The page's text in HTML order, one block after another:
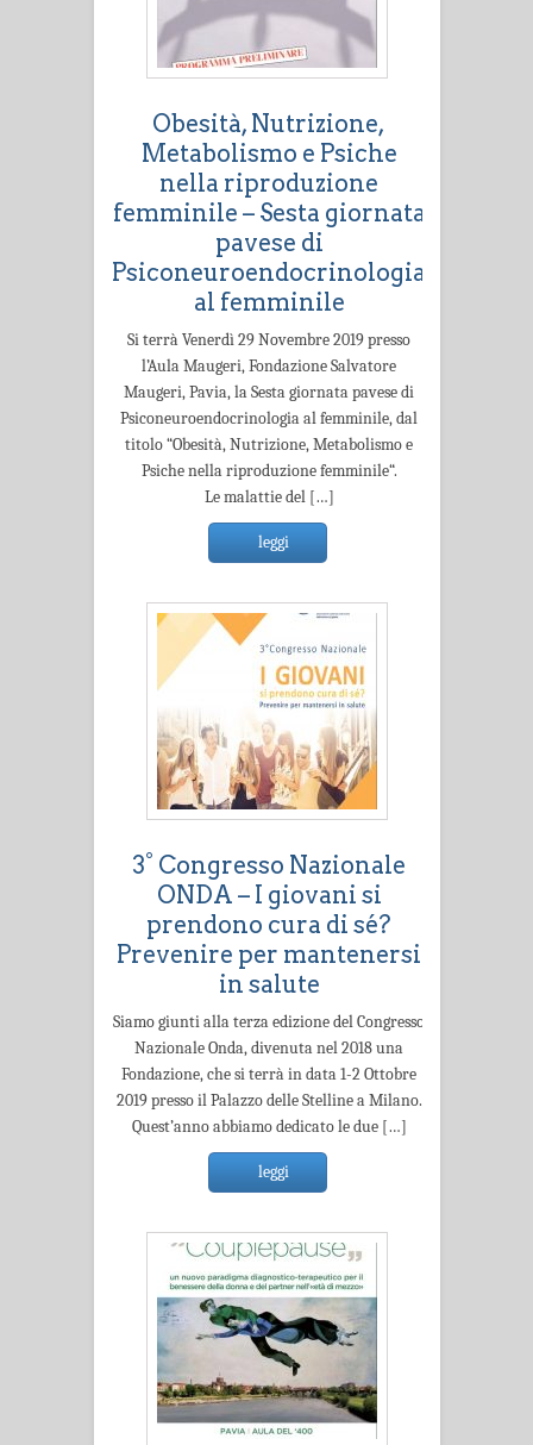
Obesità, Nutrizione,
Metabolismo e Psiche
nella riproduzione
femminile – Sesta giornata
pavese di
Psiconeuroendocrinologia
al femminile
Si terrà Venerdì 29 Novembre 2019 presso
l’Aula Maugeri, Fondazione Salvatore
Maugeri, Pavia, la Sesta giornata pavese di
Psiconeuroendocrinologia al femminile, dal
titolo “Obesità, Nutrizione, Metabolismo e
Psiche nella riproduzione femminile“.
Le malattie del […]
leggi
3° Congresso Nazionale
ONDA – I giovani si
prendono cura di sé?
Prevenire per mantenersi
in salute
Siamo giunti alla terza edizione del Congresso
Nazionale Onda, divenuta nel 2018 una
Fondazione, che si terrà in data 1-2 Ottobre
2019 presso il Palazzo delle Stelline a Milano.
Quest’anno abbiamo dedicato le due […]
leggi